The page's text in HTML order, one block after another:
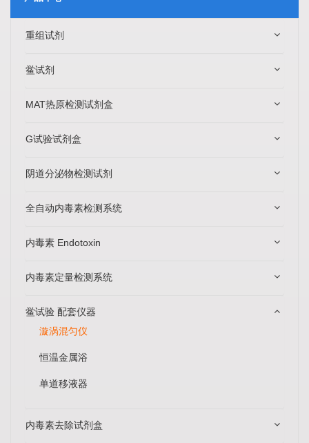
重组试剂
鲎试剂
MAT热原检测试剂盒
G试验试剂盒
阴道分泌物检测试剂
全自动内毒素检测系统
内毒素 Endotoxin
内毒素定量检测系统
鲎试验 配套仪器
漩涡混匀仪
恒温金属浴
单道移液器
内毒素去除试剂盒